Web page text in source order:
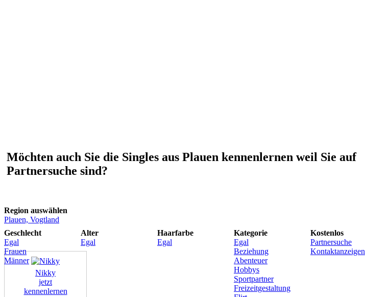
Möchten auch Sie die Singles aus Plauen kennenlernen weil Sie auf
Partnersuche sind?
Region auswählen
Plauen, Vogtland
Geschlecht
Egal
Frauen
Männer
Alter
Egal
Haarfarbe
Egal
Kategorie
Egal
Beziehung
Abenteuer
Hobbys
Sportpartner
Freizeitgestaltung
Kostenlos
Partnersuche
Kontaktanzeigen
Nikky
jetzt
kennenlernen